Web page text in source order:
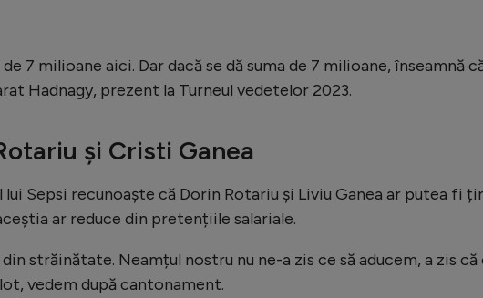
7 milioane aici. Dar dacă se dă suma de 7 milioane, înseamnă
Hadnagy, prezent la Turneul vedetelor 2023.
și Cristi Ganea
Sepsi recunoaște că Dorin Rotariu și Liviu Ganea ar putea fi
ar reduce din pretențiile salariale.
din străinătate. Neamțul nostru nu ne-a zis ce să aducem, a zis că
vedem după cantonament.